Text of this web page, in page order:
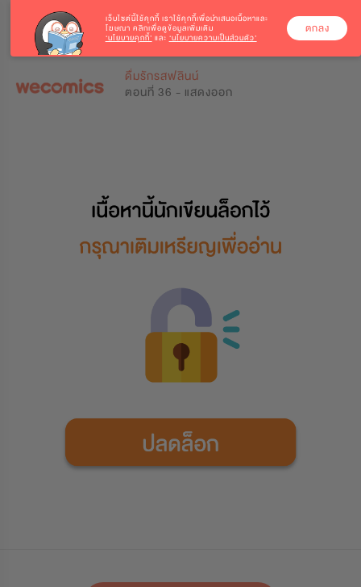
ดื่มรักรสฟลินน์
ตอนที่ 36 - แสดงออก
เว็บไซต์นี้ใช้คุกกี้ เราใช้คุกกี้เพื่อนำเสนอเนื้อหาและ
โฆษณา คลิกเพื่อดูข้อมูลเพิ่มเติม
‘นโยบายคุกกี้’ และ ‘นโยบายความเป็นส่วนตัว’
ตกลง